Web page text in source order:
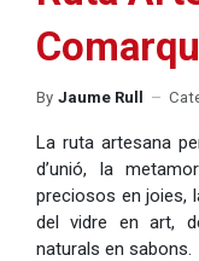
By Jaume Rull
La ruta artesana
d’unió, la
preciosos en joies,
del vidre en art,
naturals en sabons.